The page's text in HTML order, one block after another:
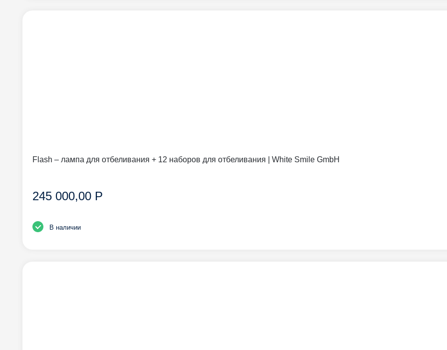
Flash – лампа для отбеливания + 12 наборов для отбеливания | White Smile GmbH
245 000,00 Р
В наличии